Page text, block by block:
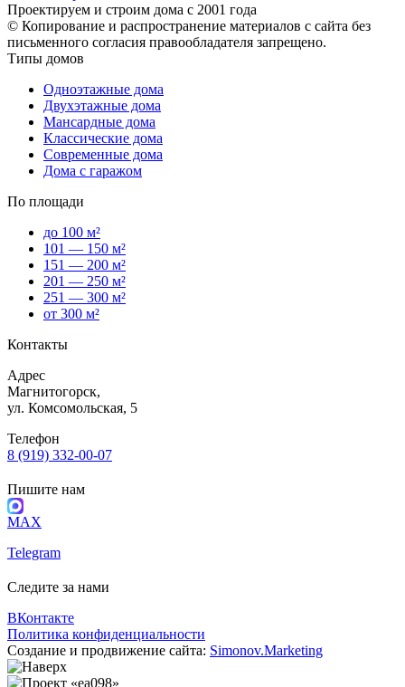
Проектируем и строим дома с 2001 года
© Копирование и распространение материалов с сайта без
письменного согласия правообладателя запрещено.
Типы домов
Одноэтажные дома
Двухэтажные дома
Мансардные дома
Классические дома
Современные дома
Дома с гаражом
По площади
до 100 м²
101 — 150 м²
151 — 200 м²
201 — 250 м²
251 — 300 м²
от 300 м²
Контакты
Адрес
Магнитогорск,
ул. Комсомольская, 5
Телефон
8 (919) 332-00-07
Пишите нам
MAX
Telegram
Следите за нами
ВКонтакте
Политика конфиденциальности
Создание и продвижение сайта: Simonov.Marketing